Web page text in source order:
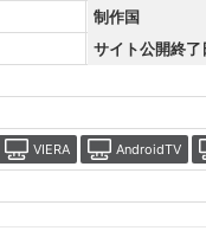
制作国
サイト公開終了
VIERA AndroidTV